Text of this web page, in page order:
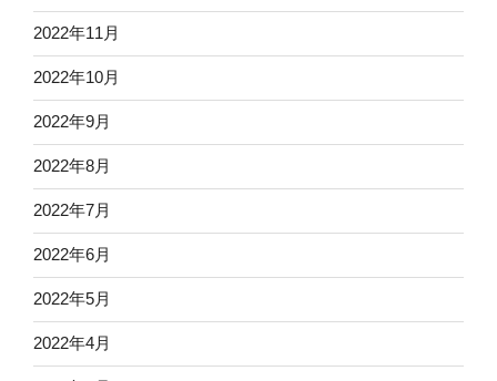
2022年11月
2022年10月
2022年9月
2022年8月
2022年7月
2022年6月
2022年5月
2022年4月